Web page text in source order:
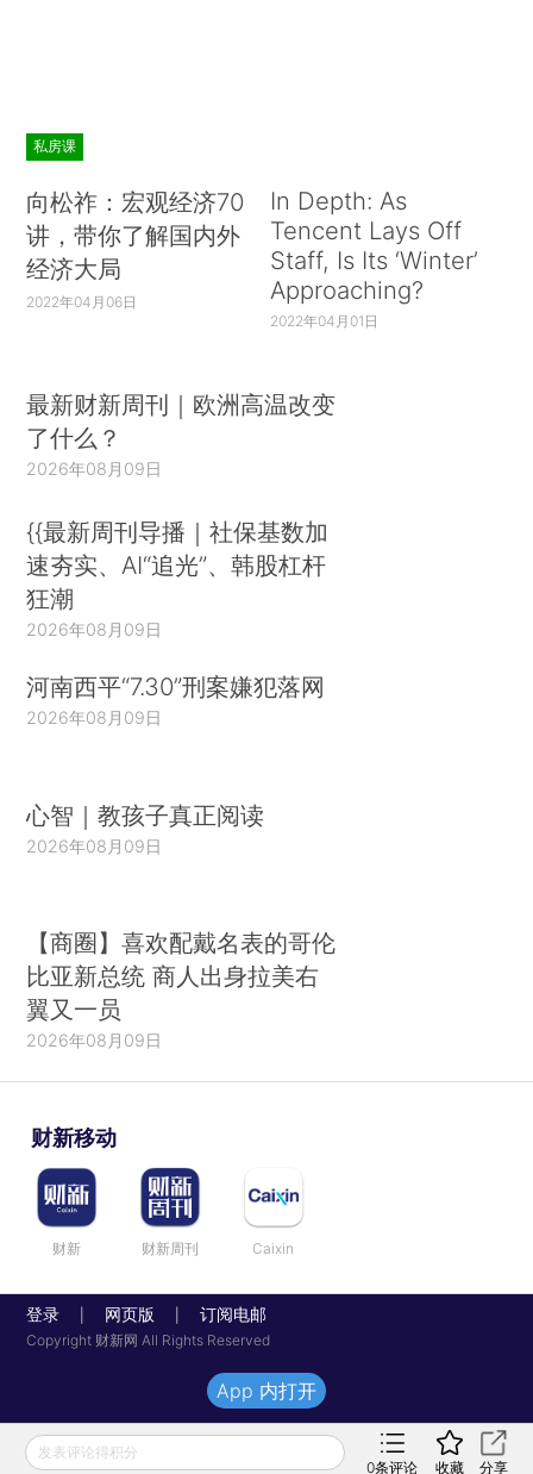
私房课
向松祚：宏观经济70
讲，带你了解国内外
经济大局
2022年04月06日
In Depth: As
Tencent Lays Off
Staff, Is Its ‘Winter’
Approaching?
2022年04月01日
最新财新周刊｜欧洲高温改变
了什么？
2026年08月09日
{{最新周刊导播｜社保基数加
速夯实、AI“追光”、韩股杠杆
狂潮
2026年08月09日
河南西平“7.30”刑案嫌犯落网
2026年08月09日
心智｜教孩子真正阅读
2026年08月09日
【商圈】喜欢配戴名表的哥伦
比亚新总统 商人出身拉美右
翼又一员
2026年08月09日
财新移动
财新 财新周刊 Caixin
登录 网页版 订阅电邮
Copyright 财新网 All Rights Reserved
发表评论得积分
0条评论 收藏 分享
App 内打开